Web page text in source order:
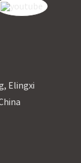
Elingxi